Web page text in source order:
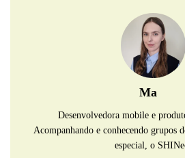
Ma
Desenvolvedora mobile e
Acompanhando e conhecendo grupos
especial, o